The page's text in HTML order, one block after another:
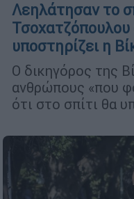
Λεηλάτησαν το
υποστηρίζει η
Ο δικηγόρος της
ανθρώπους «που
ότι στο σπίτι θα